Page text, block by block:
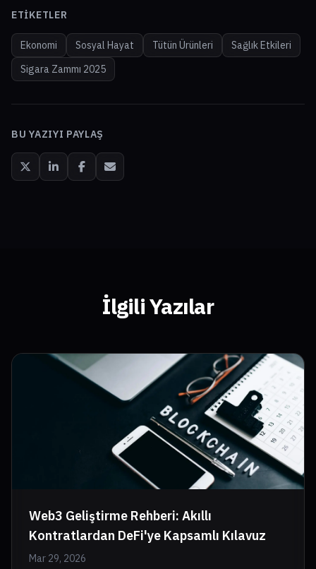
ETIKETLER
Ekonomi Sosyal Hayat Tütün Ürünleri
Sağlık Etkileri
Sigara Zammı 2025
BU YAZIYI PAYLAŞ
İlgili Yazılar
Web3 Geliştirme Rehberi: Akıllı
Kontratlardan DeFi'ye Kapsamlı Kılavuz
Mar 29, 2026